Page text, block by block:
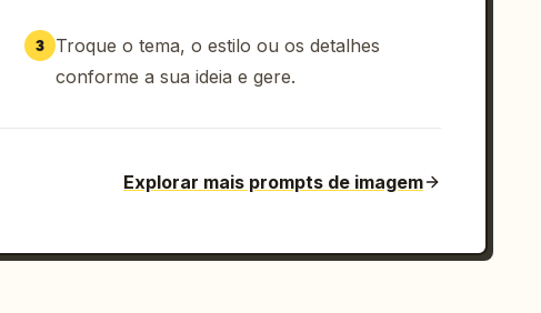
3
Troque o tema, o estilo ou os detalhes
conforme a sua ideia e gere.
Explorar mais prompts de imagem